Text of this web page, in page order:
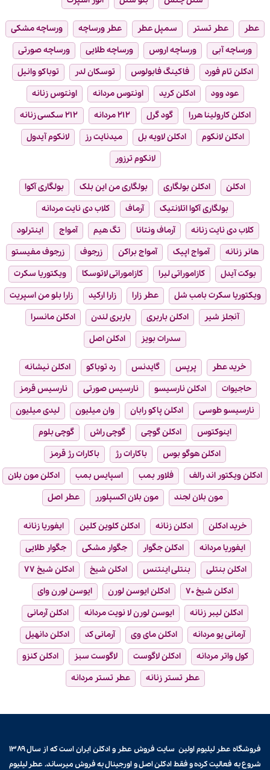
عطر عطر تستر سمپل عطر عطر ورساچه
ورساچه مشکی
ورساچه آبی
ورساچه اروس ورساچه طلایی
ورساچه صورتی
ادکلن تام فورد
فاکینگ فابولوس توسکان لدر
توباکو وانیل
عود وود
ادکلن کرید اونتوس مردانه
اونتوس زنانه
ادکلن کارولینا هررا
گود گرل ۲۱۲ مردانه
۲۱۲ سکسی زنانه
ادکلن لانکوم
ادکلن لاویه بل میدنایت رز
لانکوم آیدول
لانکوم ترزور
ادکلن ادکلن بولگاری بولگاری من این بلک
بولگاری آکوا
بولگاری آکوا اتلانتیک
آرماف
کلاب دی نایت مردانه
کلاب دی نایت زنانه
آرماف ونتانا تگ هیم آمواج
اینترلود
هانر زنانه
آمواج اپیک آمواج براکن زرجوف
زرجوف مفیستو
بوکت آیدل
کازاموراتی لیرا کازاموراتی لاتوسکا
ویکتوریا سکرت
ویکتوریا سکرت بامب شل
عطر زارا زارا ارکید
زارا بلو من اسپریت
آنجلز شیر
ادکلن باربری باربری لندن
ادکلن مانسرا
سدرات بویز
ادکلن اصل
خرید عطر پرپس گایدنس رد توباکو
ادکلن نیشانه
حاجیوات
ادکلن نارسیسو نارسیس صورتی
نارسیس قرمز
نارسیسو طوسی
ادکلن پاکو رابان وان میلیون
لیدی میلیون
اینوکتوس
ادکلن گوچی گوچی راش
گوچی بلوم
ادکلن هوگو بوس
باکارات رژ
باکارات رژ قرمز
ادکلن ویکتور اند رالف
فلاور بمب اسپایس بمب
ادکلن مون بلان
مون بلان لجند
مون بلان اکسپلورر عطر اصل
خرید ادکلن ادکلن زنانه ادکلن کلوین کلین
ایفوریا زنانه
ایفوریا مردانه
ادکلن جگوار جگوار مشکی
جگوار طلایی
ادکلن بنتلی
بنتلی اینتنس ادکلن شیخ
ادکلن شیخ ۷۷
ادکلن شیخ ۷۰
ادکلن ایوسن لورن
ایوسن لورن وای
ادکلن لیبر زنانه
ایوسن لورن لا نویت مردانه
ادکلن آرمانی
آرمانی یو مردانه
ادکلن مای وی آرمانی کد
ادکلن دانهیل
کول واتر مردانه
ادکلن لاگوست لاگوست سبز
ادکلن کنزو
عطر تستر زنانه
عطر تستر مردانه
فروشگاه عطر لیلیوم اولین سایت فروشعطر و ادکلن
ایران است که از سال ۱۳۸۹
شروع به فعالیت کرده و فقط ادکلن اصل و اورجینال به فروش میرساند. عطر لیلیوم